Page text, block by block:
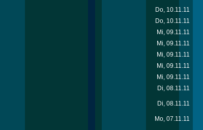
Do, 10.11.11
Do, 10.11.11
Mi, 09.11.11
Mi, 09.11.11
Mi, 09.11.11
Mi, 09.11.11
Mi, 09.11.11
Di, 08.11.11
Di, 08.11.11
Mo, 07.11.11